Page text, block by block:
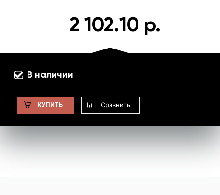
2 102.10 р.
В наличии
КУПИТЬ Сравнить